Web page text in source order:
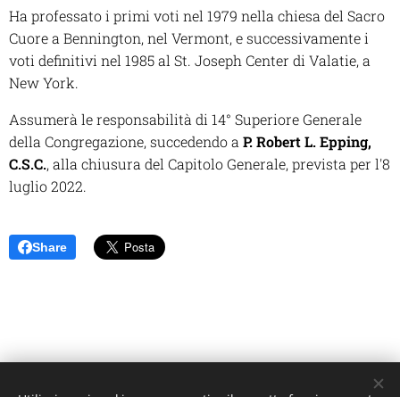
Ha professato i primi voti nel 1979 nella chiesa del Sacro
Cuore a Bennington, nel Vermont, e successivamente i
voti definitivi nel 1985 al St. Joseph Center di Valatie, a
New York.
Assumerà le responsabilità di 14° Superiore Generale
della Congregazione, succedendo a P. Robert L. Epping,
C.S.C., alla chiusura del Capitolo Generale, prevista per l'8
luglio 2022.
Share